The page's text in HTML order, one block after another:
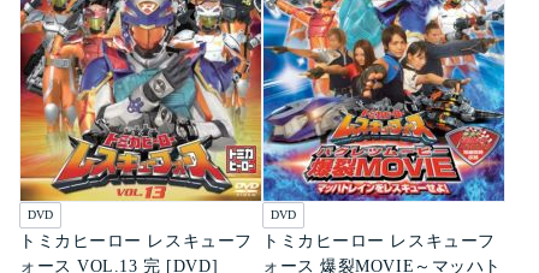
DVD
トミカヒーロー レスキューフ
ォース VOL.13 完 [DVD]
DVD
トミカヒーロー レスキューフ
ォース 爆裂MOVIE～マッハト